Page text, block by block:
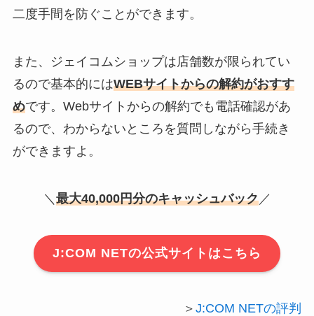
二度手間を防ぐことができます。
また、ジェイコムショップは店舗数が限られてい
るので基本的にはWEBサイトからの解約がおすす
めです。Webサイトからの解約でも電話確認があ
るので、わからないところを質問しながら手続き
ができますよ。
＼ 最大40,000円分のキャッシュバック／
J:COM NETの公式サイトはこちら
＞J:COM NETの評判